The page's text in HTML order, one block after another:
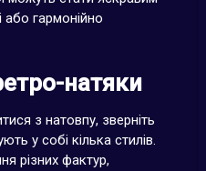
гармонійно
натяки
з натовпу, зверніть
у собі кілька стилів.
різних фактур,